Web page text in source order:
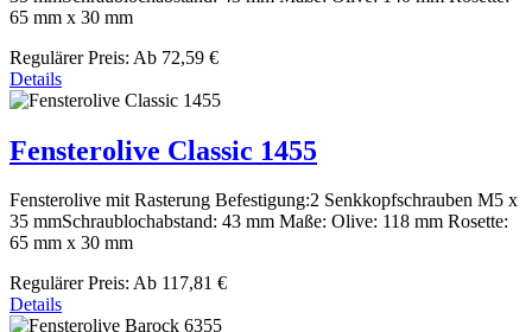
65 mm x 30 mm
Regulärer Preis: Ab 72,59 €
Details
Fensterolive Classic 1455
Fensterolive mit Rasterung Befestigung:2 Senkkopfschrauben M5 x
35 mmSchraublochabstand: 43 mm Maße: Olive: 118 mm Rosette:
65 mm x 30 mm
Regulärer Preis: Ab 117,81 €
Details